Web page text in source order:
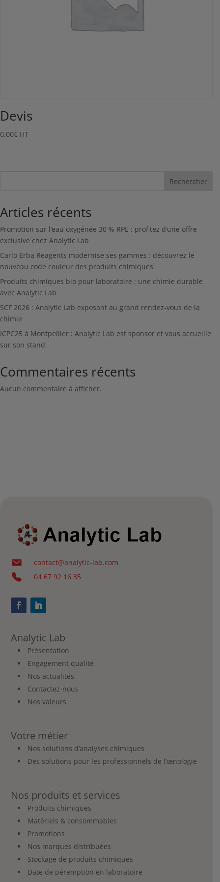
Devis
0.00€ HT
Rechercher
Articles récents
Promotion sur l’eau oxygénée 30 % RPE : profitez d’une offre
exclusive chez Analytic Lab
Carlo Erba Reagents modernise ses gammes : découvrez le
nouveau code couleur des produits chimiques
Produits chimiques bio pour laboratoire : une chimie durable
avec Analytic Lab
SCF 2026 : Analytic Lab exposant au grand rendez-vous de la
chimie
ICPC25 à Montpellier : Analytic Lab est sponsor et vous accueille
sur son stand
Commentaires récents
Aucun commentaire à afficher.
contact@analytic-lab.com
04 67 92 16 35
Analytic Lab
Présentation
Engagement qualité
Nos actualités
Contactez-nous
Nos valeurs
Votre métier
Nos solutions d’analyses chimiques
Des solutions pour les professionnels de l’œnologie
Nos produits et services
Produits chimiques
Matériels & consommables
Promotions
Nos marques distribuées
Stockage de produits chimiques
Date de péremption en laboratoire